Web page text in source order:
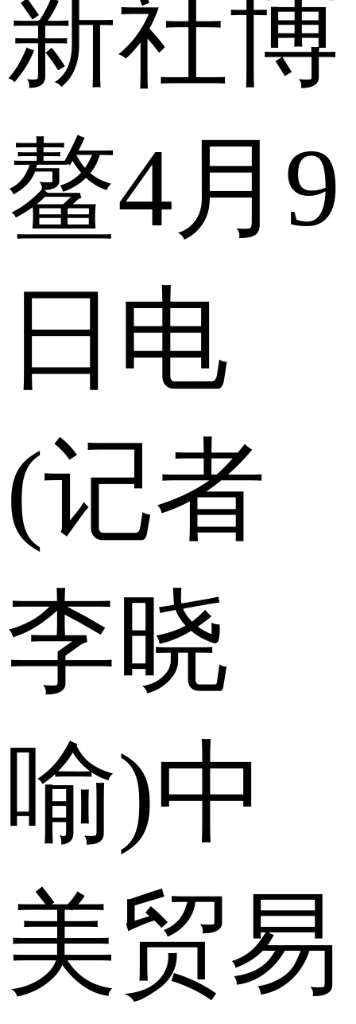
新社博
鳌4月9
日电
(记者
李晓
喻)中
美贸易